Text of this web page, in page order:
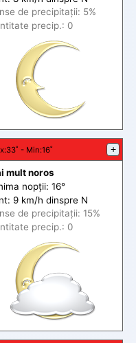
de precipitații: 5%
precip.: 0
:33˚ - Min:16˚ +
mult noros
nopții: 16°
9 km/h dinspre N
de precipitații: 15%
precip.: 0